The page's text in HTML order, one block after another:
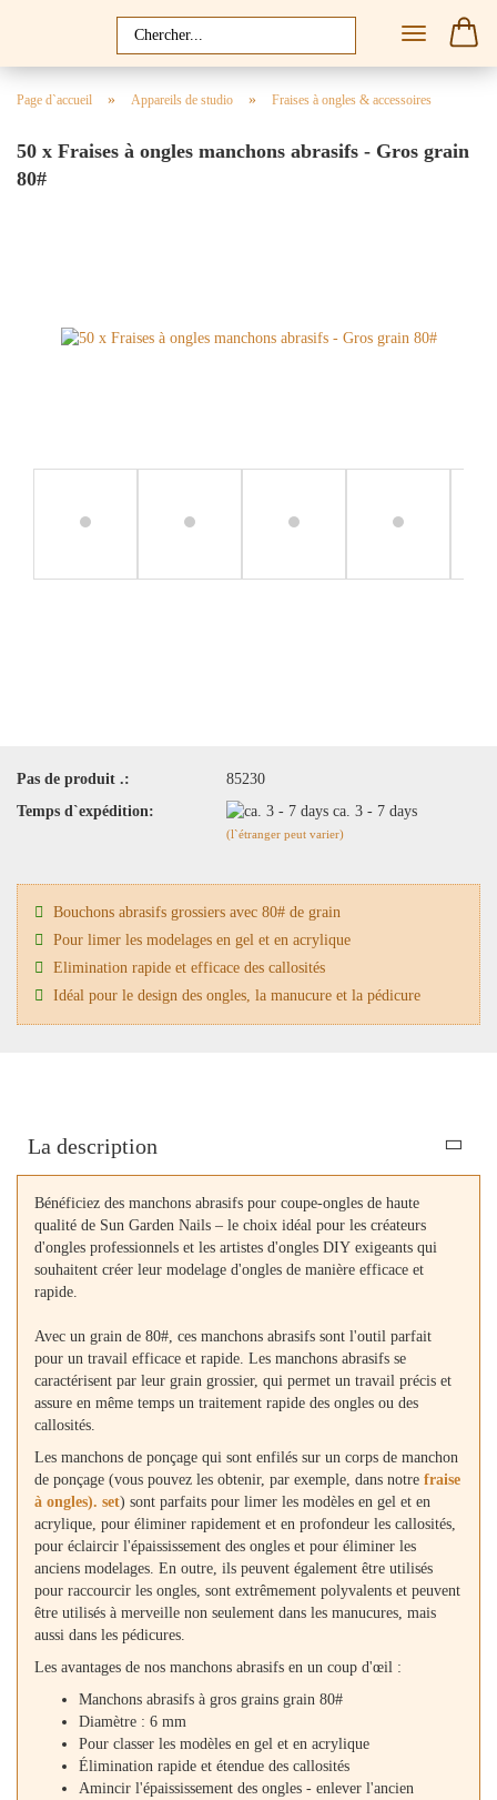
Page d`accueil » Appareils de studio » Fraises à ongles & accessoires
50 x Fraises à ongles manchons abrasifs - Gros grain
80#
Pas de produit .:
85230
Temps d`expédition:
ca. 3 - 7 days
(l`étranger peut varier)
Bouchons abrasifs grossiers avec 80# de grain
Pour limer les modelages en gel et en acrylique
Elimination rapide et efficace des callosités
Idéal pour le design des ongles, la manucure et la pédicure
La description
Bénéficiez des manchons abrasifs pour coupe-ongles de haute
qualité de Sun Garden Nails – le choix idéal pour les créateurs
d'ongles professionnels et les artistes d'ongles DIY exigeants qui
souhaitent créer leur modelage d'ongles de manière efficace et
rapide.
Avec un grain de 80#, ces manchons abrasifs sont l'outil parfait
pour un travail efficace et rapide. Les manchons abrasifs se
caractérisent par leur grain grossier, qui permet un travail précis et
assure en même temps un traitement rapide des ongles ou des
callosités.
Les manchons de ponçage qui sont enfilés sur un corps de manchon
de ponçage (vous pouvez les obtenir, par exemple, dans notre fraise
à ongles). set) sont parfaits pour limer les modèles en gel et en
acrylique, pour éliminer rapidement et en profondeur les callosités,
pour éclaircir l'épaississement des ongles et pour éliminer les
anciens modelages. En outre, ils peuvent également être utilisés
pour raccourcir les ongles, sont extrêmement polyvalents et peuvent
être utilisés à merveille non seulement dans les manucures, mais
aussi dans les pédicures.
Les avantages de nos manchons abrasifs en un coup d'œil :
Manchons abrasifs à gros grains grain 80#
Diamètre : 6 mm
Pour classer les modèles en gel et en acrylique
Élimination rapide et étendue des callosités
Amincir l'épaississement des ongles - enlever l'ancien